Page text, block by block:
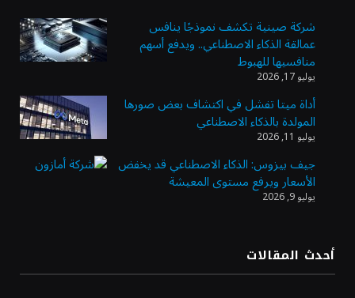
وزير الاستثمار: الموافقة على رخصة مزاولة
الأنشطة المالية عابرة الحدود تطوير للبيئة
الاستثمارية
الذهب يسجل أعلى مستوى في أسبوعين بدعم
من تراجع الدولار
الدولار الأمريكي يتراجع قرب أدنى مستوياته
شركة صينية تكشف نموذجًا ينافس
عمالقة الذكاء الاصطناعي.. ويدفع أسهم
منافسيها للهبوط
يوليو 17, 2026
أداة ميتا تفشل في اكتشاف بعض صورها
المولدة بالذكاء الاصطناعي
يوليو 11, 2026
جيف بيزوس: الذكاء الاصطناعي قد يخفض
الأسعار ويرفع مستوى المعيشة
يوليو 9, 2026
أحدث المقالات